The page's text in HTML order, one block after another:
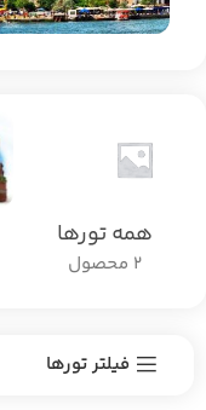
همه تورها
2 محصول
فیلتر تورها